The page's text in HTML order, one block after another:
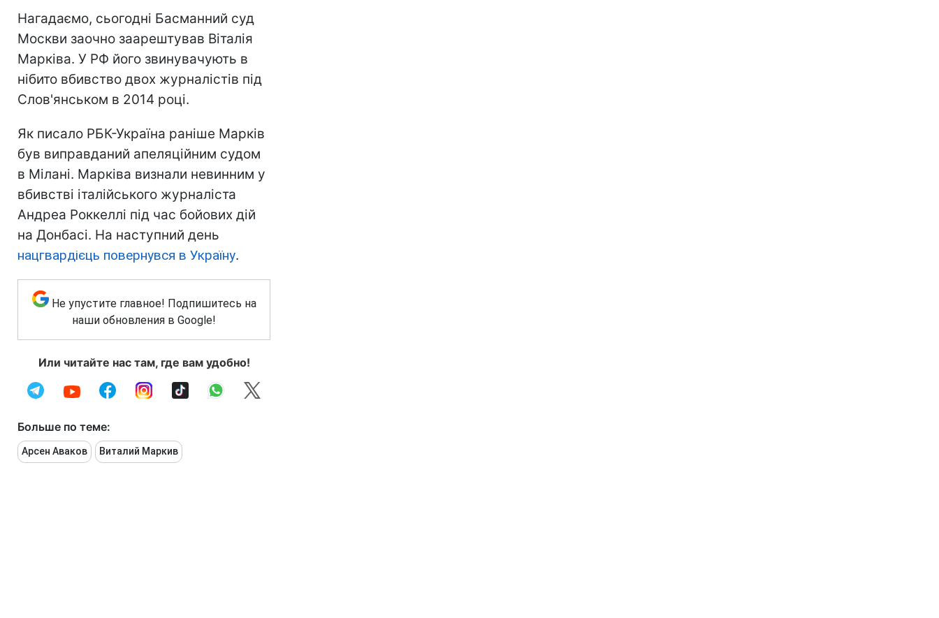
Нагадаємо, сьогодні Басманний суд
Москви заочно заарештував Віталія
Марківа. У РФ його звинувачують в
нібито вбивство двох журналістів під
Слов'янськом в 2014 році.
Як писало РБК-Україна раніше Марків
був виправданий апеляційним судом
в Мілані. Марківа визнали невинним у
вбивстві італійського журналіста
Андреа Роккеллі під час бойових дій
на Донбасі. На наступний день
нацгвардієць повернувся в Україну.
Не упустите главное! Подпишитесь на
наши обновления в Google!
Или читайте нас там, где вам удобно!
Больше по теме:
Арсен Аваков Виталий Маркив